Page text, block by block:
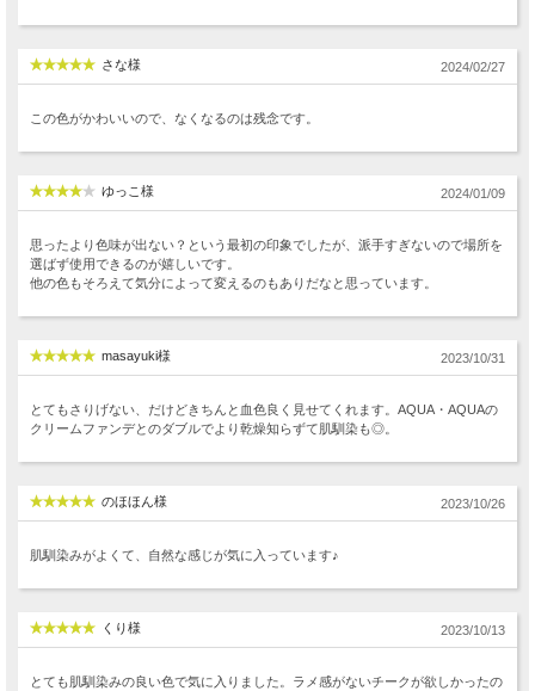
さな様 2024/02/27
この色がかわいいので、なくなるのは残念です。
ゆっこ様 2024/01/09
思ったより色味が出ない？という最初の印象でしたが、派手すぎないので場所を
選ばず使用できるのが嬉しいです。
他の色もそろえて気分によって変えるのもありだなと思っています。
masayuki様 2023/10/31
とてもさりげない、だけどきちんと血色良く見せてくれます。AQUA・AQUAの
クリームファンデとのダブルでより乾燥知らずて肌馴染も◎。
のほほん様 2023/10/26
肌馴染みがよくて、自然な感じが気に入っています♪
くり様 2023/10/13
とても肌馴染みの良い色で気に入りました。ラメ感がないチークが欲しかったの